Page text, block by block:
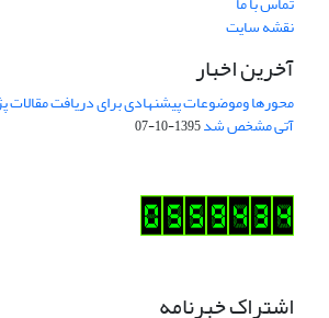
نقشه سایت
آخرین اخبار
محورها وموضوعات پیشنهادی برای دریافت
آتی مشخص شد1395-10-07
اشتراک خبرنامه